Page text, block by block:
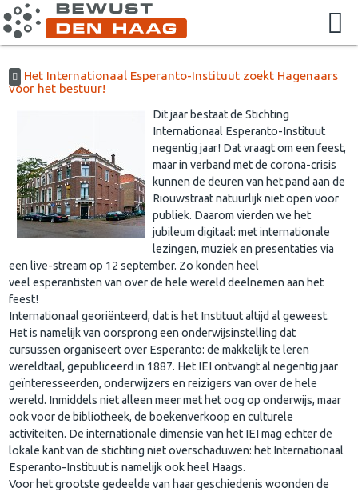
Het Internationaal Esperanto-Instituut zoekt Hagenaars
voor het bestuur!
Dit jaar bestaat de Stichting
Internationaal Esperanto-Instituut
negentig jaar! Dat vraagt om een feest,
maar in verband met de corona-crisis
kunnen de deuren van het pand aan de
Riouwstraat natuurlijk niet open voor
publiek. Daarom vierden we het
jubileum digitaal: met internationale
lezingen, muziek en presentaties via
een live-stream op 12 september. Zo konden heel
veel esperantisten van over de hele wereld deelnemen aan het
feest!
Internationaal georiënteerd, dat is het Instituut altijd al geweest.
Het is namelijk van oorsprong een onderwijsinstelling dat
cursussen organiseert over Esperanto: de makkelijk te leren
wereldtaal, gepubliceerd in 1887. Het IEI ontvangt al negentig jaar
geïnteresseerden, onderwijzers en reizigers van over de hele
wereld. Inmiddels niet alleen meer met het oog op onderwijs, maar
ook voor de bibliotheek, de boekenverkoop en culturele
activiteiten. De internationale dimensie van het IEI mag echter de
lokale kant van de stichting niet overschaduwen: het Internationaal
Esperanto-Instituut is namelijk ook heel Haags.
Voor het grootste gedeelde van haar geschiedenis woonden de